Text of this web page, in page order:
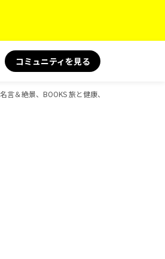
コミュニティを見る
＆絶景、BOOKS 旅と健康、BOOKS 旅の読み